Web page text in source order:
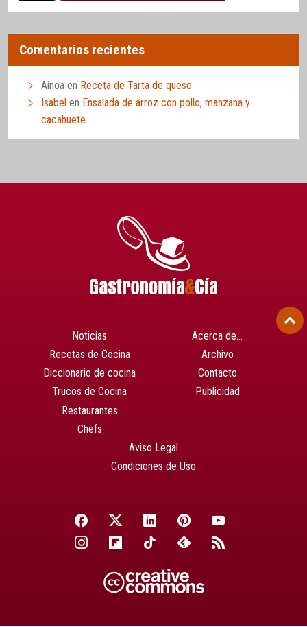
Comentarios recientes
Ainoa en Receta de Tarta de queso
Isabel en Ensalada de arroz con pollo, manzana y
cacahuete
Noticias
Recetas de Cocina
Diccionario de cocina
Trucos de Cocina
Restaurantes
Chefs
Acerca de…
Archivo
Contacto
Publicidad
Aviso Legal
Condiciones de Uso